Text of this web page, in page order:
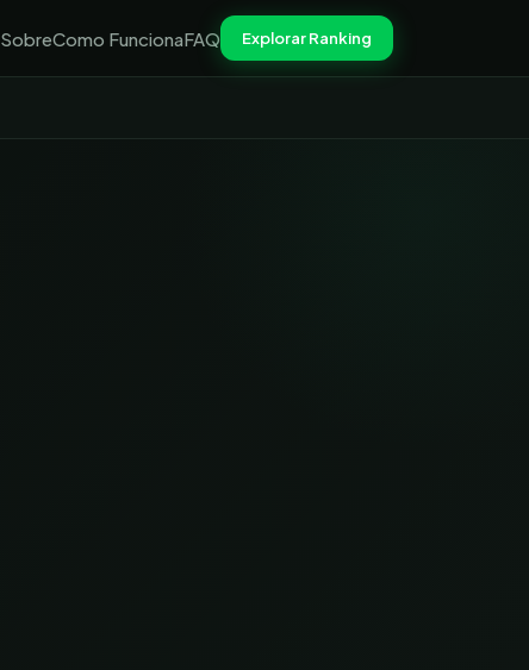
SobreComo FuncionaFAQ Explorar Ranking